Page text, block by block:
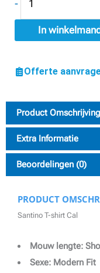
-
In winkelmand
Offerte
Product Omschrijving
Extra Informatie
Beoordelingen (0)
PRODUCT
Santino T-shirt Cal
Mouw lengte:
Sexe: Modern Fit